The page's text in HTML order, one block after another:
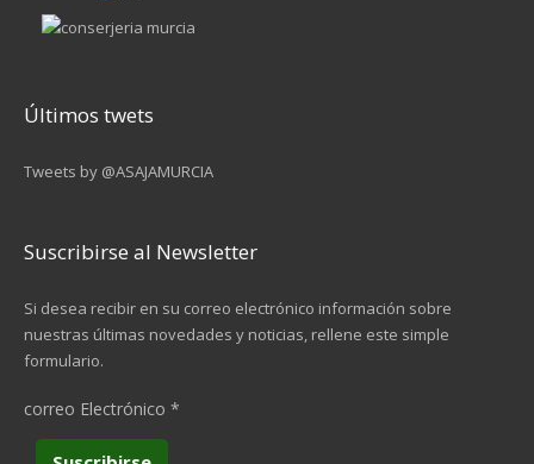
Últimos twets
Tweets by @ASAJAMURCIA
Suscribirse al Newsletter
Si desea recibir en su correo electrónico información sobre
nuestras últimas novedades y noticias, rellene este simple
formulario.
correo Electrónico *